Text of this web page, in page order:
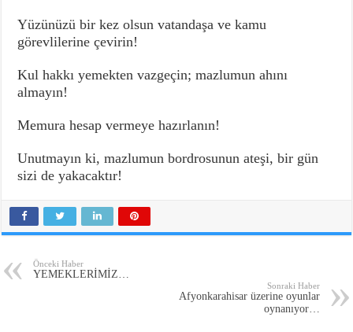
Yüzünüzü bir kez olsun vatandaşa ve kamu
görevlilerine çevirin!
Kul hakkı yemekten vazgeçin; mazlumun ahını
almayın!
Memura hesap vermeye hazırlanın!
Unutmayın ki, mazlumun bordrosunun ateşi, bir gün
sizi de yakacaktır!
Önceki Haber
YEMEKLERİMİZ…
Sonraki Haber
Afyonkarahisar üzerine oyunlar
oynanıyor…